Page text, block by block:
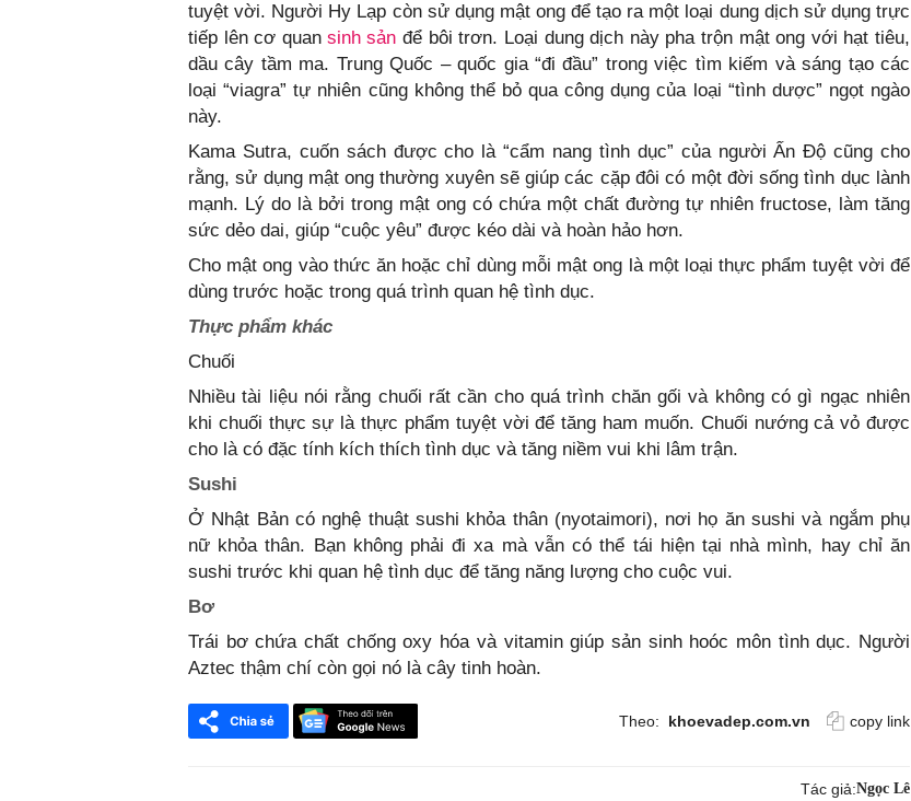
tuyệt vời. Người Hy Lạp còn sử dụng mật ong để tạo ra một loại dung dịch sử dụng trực
tiếp lên cơ quansinh sản để bôi trơn. Loại dung dịch này pha trộn mật ong với hạt tiêu,
dầu cây tầm ma. Trung Quốc – quốc gia “đi đầu” trong việc tìm kiếm và sáng tạo các
loại “viagra” tự nhiên cũng không thể bỏ qua công dụng của loại “tình dược” ngọt ngào
này.
Kama Sutra, cuốn sách được cho là “cẩm nang tình dục” của người Ấn Độ cũng cho
rằng, sử dụng mật ong thường xuyên sẽ giúp các cặp đôi có một đời sống tình dục lành
mạnh. Lý do là bởi trong mật ong có chứa một chất đường tự nhiên fructose, làm tăng
sức dẻo dai, giúp “cuộc yêu” được kéo dài và hoàn hảo hơn.
Cho mật ong vào thức ăn hoặc chỉ dùng mỗi mật ong là một loại thực phẩm tuyệt vời để
dùng trước hoặc trong quá trình quan hệ tình dục.
Thực phẩm khác
Chuối
Nhiều tài liệu nói rằng chuối rất cần cho quá trình chăn gối và không có gì ngạc nhiên
khi chuối thực sự là thực phẩm tuyệt vời để tăng ham muốn. Chuối nướng cả vỏ được
cho là có đặc tính kích thích tình dục và tăng niềm vui khi lâm trận.
Sushi
Ở Nhật Bản có nghệ thuật sushi khỏa thân (nyotaimori), nơi họ ăn sushi và ngắm phụ
nữ khỏa thân. Bạn không phải đi xa mà vẫn có thể tái hiện tại nhà mình, hay chỉ ăn
sushi trước khi quan hệ tình dục để tăng năng lượng cho cuộc vui.
Bơ
Trái bơ chứa chất chống oxy hóa và vitamin giúp sản sinh hoóc môn tình dục. Người
Aztec thậm chí còn gọi nó là cây tinh hoàn.
Theo: khoevadep.com.vn copy link
Tác giả:Ngọc Lê